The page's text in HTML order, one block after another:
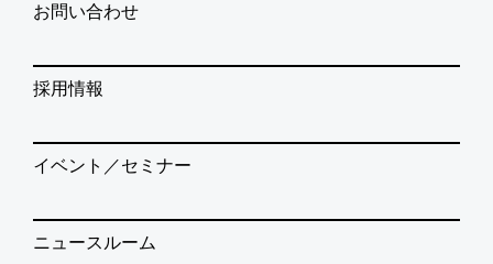
お問い合わせ
採用情報
イベント／セミナー
ニュースルーム